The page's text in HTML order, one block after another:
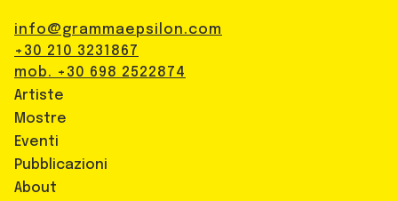
info@grammaepsilon.com
+30 210 3231867
mob. +30 698 2522874
Artiste
Mostre
Eventi
Pubblicazioni
About